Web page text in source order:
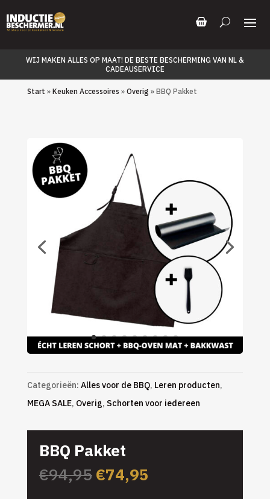
WIJ MAKEN ALLES OP MAAT! DE BESTE BESCHERMING VAN NL &
CADEAUSERVICE
Start » Keuken Accessoires » Overig » BBQ Pakket
Categorieën: Alles voor de BBQ, Leren producten,
MEGA SALE, Overig, Schorten voor iedereen
BBQ Pakket
€94,95 Oorspronkelijke
€74,95